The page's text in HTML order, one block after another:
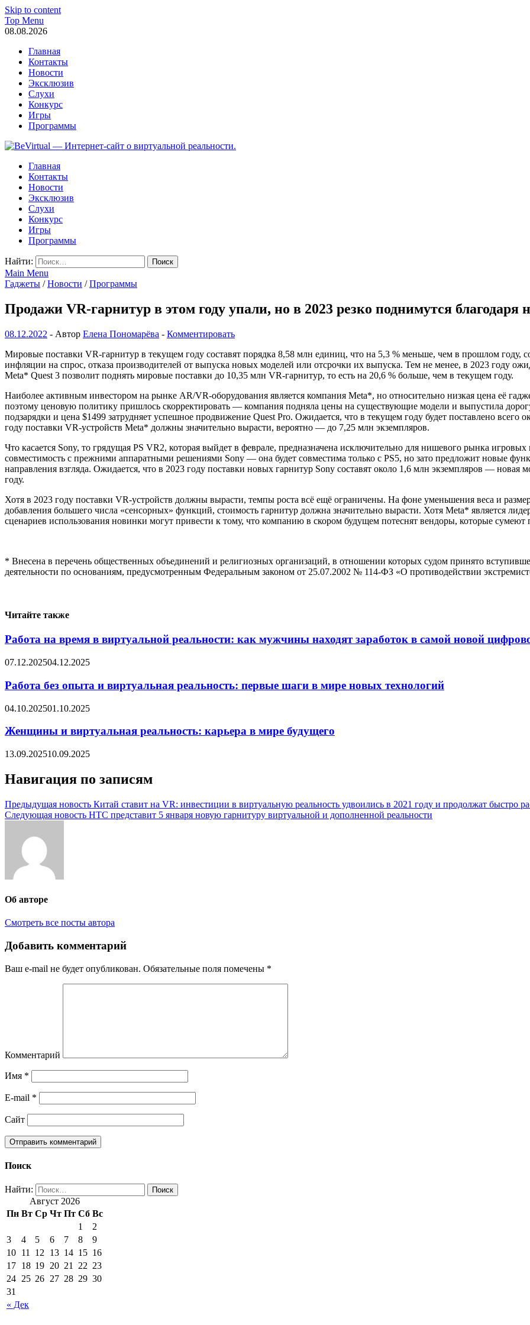
Skip to content
Top Menu
08.08.2026
Главная
Контакты
Новости
Эксклюзив
Слухи
Конкурс
Игры
Программы
BeVirtual — Интернет-сайт о виртуальной реальности.
один из первых порталов в Рунете, освещающих события в мире виртуальной реальности. Ежедневно мы публикуем
интервью с топовыми лицами мира VR.
Главная
Контакты
Новости
Эксклюзив
Слухи
Конкурс
Игры
Программы
Найти:
Main Menu
Гаджеты /Новости /Программы
Продажи VR-гарнитур в этом году упали, но в 2023 резко поднимутся
08.12.2022 - Автор Елена Пономарёва - Комментировать
Мировые поставки VR-гарнитур в текущем году составят порядка 8,58 млн единиц, что на 5,3 % меньше, чем в прошлом году,
инфляции на спрос, отказа производителей от выпуска новых моделей или отсрочки их выпуска. Тем не менее, в 2023 году
Meta* Quest 3 позволит поднять мировые поставки до 10,35 млн VR-гарнитур, то есть на 20,6 % больше, чем в текущем году.
Наиболее активным инвестором на рынке AR/VR-оборудования является компания Meta*, но относительно низкая цена её
поэтому ценовую политику пришлось скорректировать — компания подняла цены на существующие модели и выпустила
подзарядки и цена $1499 затрудняет успешное продвижение Quest Pro. Ожидается, что в текущем году будет поставлено всего
году поставки VR-устройств Meta* должны значительно вырасти, вероятно — до 7,25 млн экземпляров.
Что касается Sony, то грядущая PS VR2, которая выйдет в феврале, предназначена исключительно для нишевого рынка
совместимость с прежними аппаратными решениями Sony — она будет совместима только с PS5, но зато предложит новые
направления взгляда. Ожидается, что в 2023 году поставки новых гарнитур Sony составят около 1,6 млн экземпляров —
году.
Хотя в 2023 году поставки VR-устройств должны вырасти, темпы роста всё ещё ограничены. На фоне уменьшения веса и
добавления большего числа «сенсорных» функций, стоимость гарнитур должна значительно вырасти. Хотя Meta* является
сценариев использования новинки могут привести к тому, что компанию в скором будущем потеснят вендоры, которые
* Внесена в перечень общественных объединений и религиозных организаций, в отношении которых судом принято
деятельности по основаниям, предусмотренным Федеральным законом от 25.07.2002 № 114-ФЗ «О противодействии
Читайте также
Работа на время в виртуальной реальности: как мужчины находят заработок в самой новой
07.12.202504.12.2025
Работа без опыта и виртуальная реальность: первые шаги в мире новых технологий
04.10.202501.10.2025
Женщины и виртуальная реальность: карьера в мире будущего
13.09.202510.09.2025
Навигация по записям
Предыдущая новость Китай ставит на VR: инвестиции в виртуальную реальность удвоились в 2021 году и продолжат быстро
Следующая новость HTC представит 5 января новую гарнитуру виртуальной и дополненной реальности
Об авторе
Смотреть все посты автора
Добавить комментарий
Ваш e-mail не будет опубликован. Обязательные поля помечены *
Комментарий
Имя *
E-mail *
Сайт
Поиск
Найти:
Август 2026
Пн Вт Ср Чт Пт Сб Вс
« Дек
1
2
3
4 5 6 7 8
9
10 11 12 13 14 15 16
17 18 19 20 21 22 23
24 25 26 27 28 29 30
31